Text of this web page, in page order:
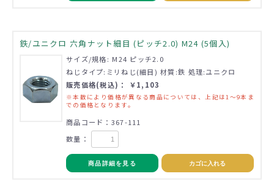
鉄/ユニクロ 六角ナット細目 (ピッチ2.0) M24 (5個入)
サイズ/規格: M24 ピッチ2.0
ねじタイプ:ミリねじ(細目) 材質:鉄 処理:ユニクロ
販売価格(税込)： ￥1,103
※本数により価格が異なる商品については、上記は1～9本ま
での価格となります。
商品コード：367-111
数量：
商品詳細を見る カゴに入れる